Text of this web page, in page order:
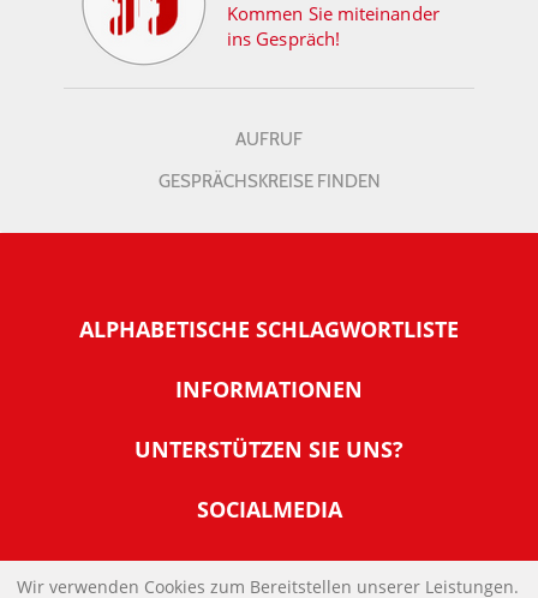
Kommen Sie miteinander
ins Gespräch!
AUFRUF
GESPRÄCHSKREISE FINDEN
ALPHABETISCHE SCHLAGWORTLISTE
INFORMATIONEN
Warum NachDenkSeiten
Tipps zur Nutzung der NachDenkSeiten
Banner und E-Mail-Signaturen
UNTERSTÜTZEN SIE UNS?
Werden Sie Fördermitglied
SOCIALMEDIA
IMPRESSUM
Wir verwenden Cookies zum Bereitstellen unserer Leistungen.